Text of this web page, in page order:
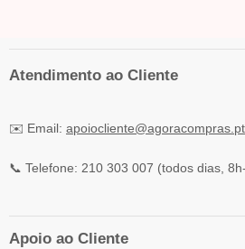
Atendimento ao Cliente
✉️ Email: apoiocliente@agoracompras.pt
📞 Telefone: 210 303 007 (todos dias,
Apoio ao Cliente